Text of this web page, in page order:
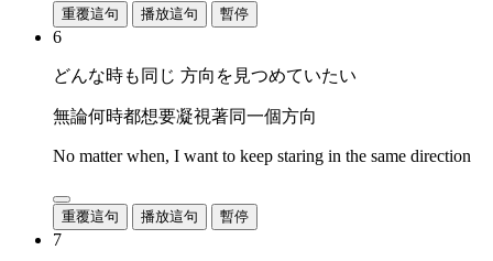
重覆這句 播放這句 暫停
6
どんな時も同じ 方向を見つめていたい
無論何時都想要凝視著同一個方向
No matter when, I want to keep staring in the same direction
重覆這句 播放這句 暫停
7